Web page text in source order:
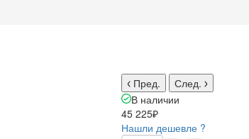
Пред.
След.
В наличии
45 225₽
Нашли дешевле ?